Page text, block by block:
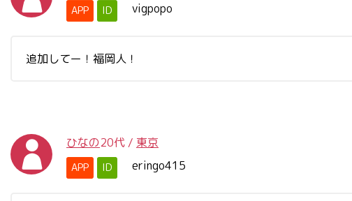
APP ID vigpopo
追加してー！福岡人！
ひなの20代 / 東京
APP ID eringo415